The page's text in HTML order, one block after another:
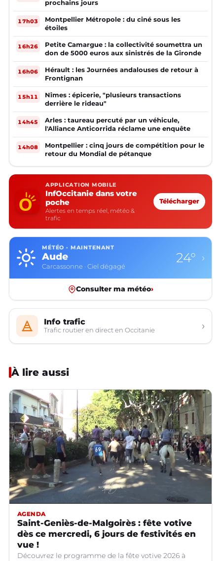
prochains jours
17h03
Montpellier Métropole : du ciné sous les
étoiles
16h26
Petite Camargue : la collectivité soumettra un
don de 5000 euros aux sinistrés de la Gironde
16h06
Hérault : les Journées andalouses de retour à
Frontignan
15h11
Nîmes : épicerie, "plusieurs transactions
derrière le rideau"
14h45
Arles : taureau percuté par un véhicule,
l'Alliance Anticorrida réclame une enquête
14h08
Montpellier : cinq jours de compétition pour le
retour du Mondial de pétanque
APPLICATION MOBILE
InfOccitanie dans votre
poche
Alertes en temps réel, météo &
trafic
Télécharger
MÉTÉO · MAINTENANT
Aude
Carcassonne · Ciel dégagé
24° ›
Consulter ma météo›
Info trafic
Trafic routier en direct en Occitanie ›
À lire aussi
AGENDA
Saint-Geniès-de-Malgoirès : fête votive
dès ce mercredi, 6 jours de festivités en
vue !
Découvrez le programme de la fête votive 2026 à